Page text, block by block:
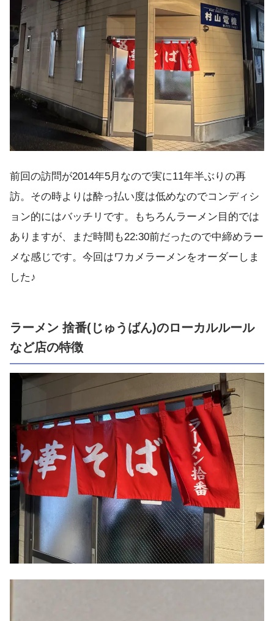
前回の訪問が2014年5月なので実に11年半ぶりの再
訪。その時よりは酔っ払い度は低めなのでコンディシ
ョン的にはバッチリです。もちろんラーメン目的では
ありますが、まだ時間も22:30前だったので中締めラー
メな感じです。今回はワカメラーメンをオーダーしま
した♪
ラーメン 捨番(じゅうばん)のローカルルール
など店の特徴